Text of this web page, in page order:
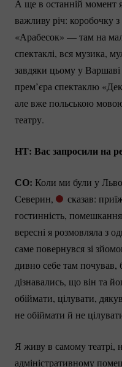
А ще в останній момент
важливу річ: коробочку
«Арабесок» — там на
спектаклі, вся музика,
завдяки цьому у Варшаві
прем’єра спектаклю
але вже польською
театру.
НТ: Вас запросили на
СО: Коли ми були у
Северин,
сказав:
гостинність,
вересні я розмовляла з
саме повернувся зі
дивно себе там почував,
дізнавались, що він та
обіймати, цілувати,
не обіймати й не
Я живу в самому театрі,
адміністративному